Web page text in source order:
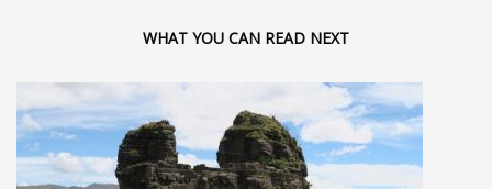
WHAT YOU CAN READ NEXT